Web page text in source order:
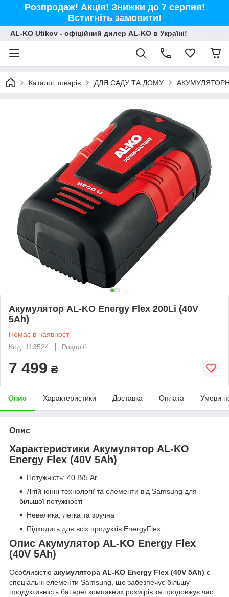
Розпродаж! Акція! Знижки до 7 серпня!
Встигніть замовити!
AL-KO Utikov - офіційний дилер AL-KO в Україні!
Каталог товарів ДЛЯ САДУ ТА ДОМУ
Акумулятор AL-KO Energy Flex 200Li (40V
5Ah)
Немає в наявності
Код: 113524
Роздріб
7 499 ₴
Опис Характеристики Доставка Оплата Умови
Опис
Характеристики Акумулятор AL-KO
Energy Flex (40V 5Ah)
Потужність: 40 В/5 Aг
Літій-іонні технології та елементи від Samsung для
більшої потужності
Невелика, легка та зручна
Підходить для всіх продуктів EnergyFlex
Опис Акумулятор AL-KO Energy Flex
(40V 5Ah)
Особливістю акумулятора AL-KO Energy Flex (40V 5Ah) є
спеціальні елементи Samsung, що забезпечує більшу
продуктивність батареї компакних розмірів та продовжує час